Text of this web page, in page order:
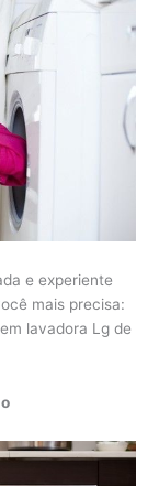
e experiente
mais precisa:
lavadora Lg de